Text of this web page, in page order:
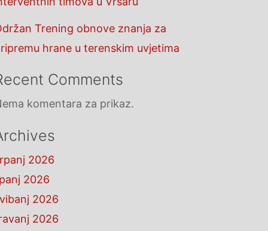
Trening obnove znanja za
hrane u terenskim uvjetima
Comments
komentara za prikaz.
2026
2026
2026
2026